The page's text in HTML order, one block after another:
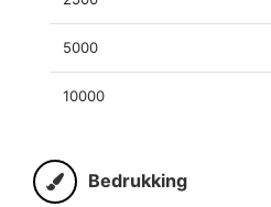
5000
10000
Bedrukking